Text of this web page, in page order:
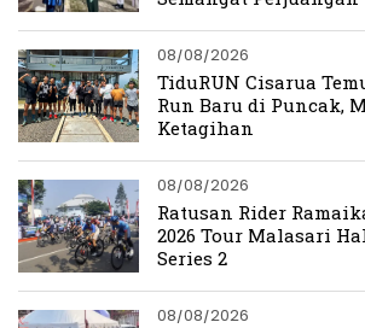
08/08/2026
TiduRUN Cisarua
Run Baru di Puncak,
Ketagihan
08/08/2026
Ratusan Rider
2026 Tour Malasari
Series 2
08/08/2026